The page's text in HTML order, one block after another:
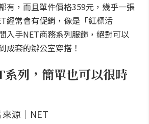
有，而且單件價格359元，幾乎一張
經常會有促銷，像是「紅標活
入手NET商務系列服飾，絕對可以
成套的辦公室穿搭！
列，簡單也可以很時